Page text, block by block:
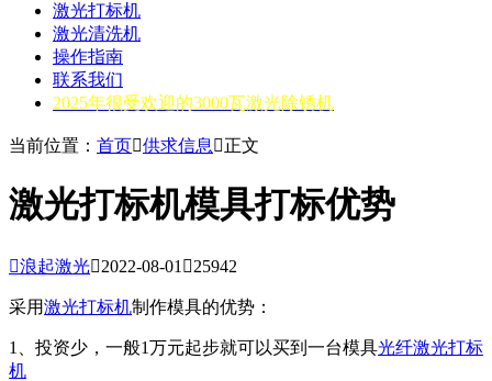
激光打标机
激光清洗机
操作指南
联系我们
2025年很受欢迎的3000瓦激光除锈机
当前位置： 首页供求信息 正文
激光打标机模具打标优势
浪起激光2022-08-01 25942
采用激光打标机制作模具的优势：
1、投资少，一般1万元起步就可以买到一台模具光纤激光打标
机